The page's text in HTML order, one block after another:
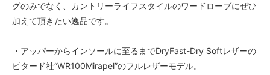
グのみでなく、カントリーライフスタイルのワードローブにぜひ
加えて頂きたい逸品です。
・アッパーからインソールに至るまでDryFast-Dry Softレザーの
ピタード社“WR100Mirapel”のフルレザーモデル。